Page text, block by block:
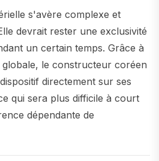
s'avère complexe et
devrait rester une exclusivité
un certain temps. Grâce à
globale, le constructeur coréen
directement sur ses
qui sera plus difficile à court
dépendante de